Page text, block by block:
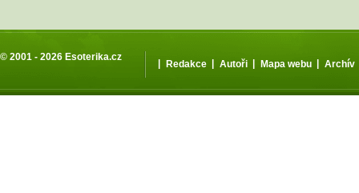
© 2001 - 2026 Esoterika.cz
| Redakce | Autoři | Mapa webu | Archív